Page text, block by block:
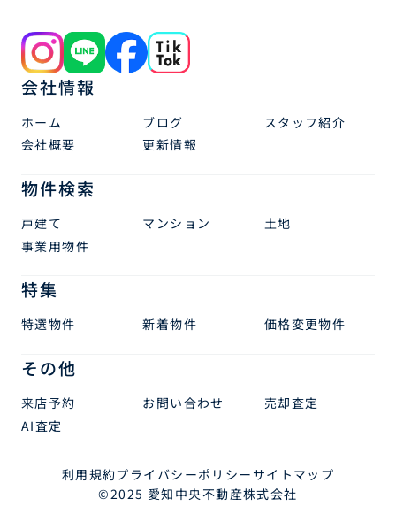
会社情報
ホーム ブログ
スタッフ紹介
会社概要
更新情報
物件検索
戸建て マンション
土地
事業用物件
特集
特選物件 新着物件 価格変更物件
その他
来店予約 お問い合わせ
売却査定
AI査定
利用規約プライバシーポリシーサイトマップ
©2025 愛知中央不動産株式会社